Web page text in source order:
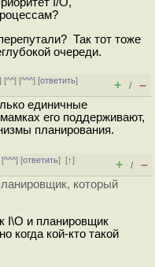
Так тот тоже
очереди.
] [^^] [^^^] [ответить]
+ / –
единичные
его поддерживают,
планирования.
[^^^] [ответить][↑]
+ / –
который
I\O и планировщик
когда кой-кто такой